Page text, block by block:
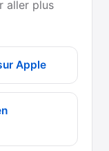
aller plus
Apple